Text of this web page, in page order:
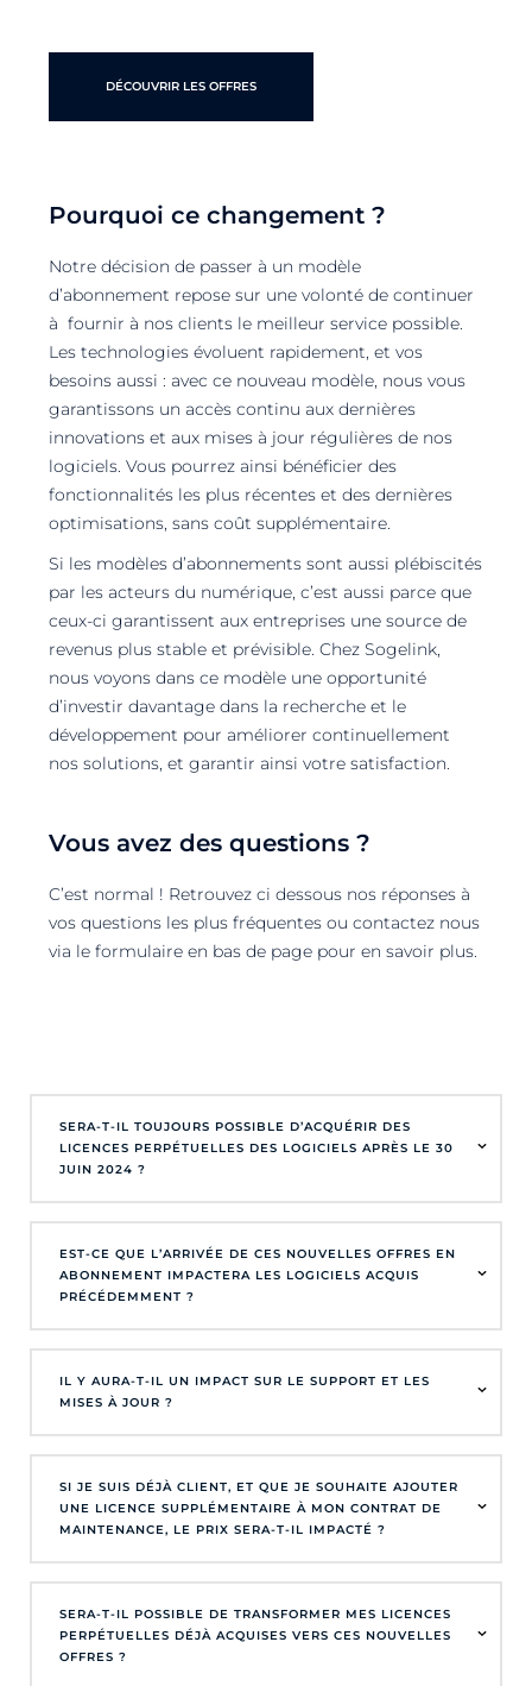
DÉCOUVRIR LES OFFRES
Pourquoi ce changement ?
Notre décision de passer à un modèle
d’abonnement repose sur une volonté de continuer
à fournir à nos clients le meilleur service possible.
Les technologies évoluent rapidement, et vos
besoins aussi : avec ce nouveau modèle, nous vous
garantissons un accès continu aux dernières
innovations et aux mises à jour régulières de nos
logiciels. Vous pourrez ainsi bénéficier des
fonctionnalités les plus récentes et des dernières
optimisations, sans coût supplémentaire.
Si les modèles d’abonnements sont aussi plébiscités
par les acteurs du numérique, c’est aussi parce que
ceux-ci garantissent aux entreprises une source de
revenus plus stable et prévisible. Chez Sogelink,
nous voyons dans ce modèle une opportunité
d’investir davantage dans la recherche et le
développement pour améliorer continuellement
nos solutions, et garantir ainsi votre satisfaction.
Vous avez des questions ?
C’est normal ! Retrouvez ci dessous nos réponses à
vos questions les plus fréquentes ou contactez nous
via le formulaire en bas de page pour en savoir plus.
SERA-T-IL TOUJOURS POSSIBLE D’ACQUÉRIR DES
LICENCES PERPÉTUELLES DES LOGICIELS APRÈS LE 30
JUIN 2024 ?
EST-CE QUE L’ARRIVÉE DE CES NOUVELLES OFFRES EN
ABONNEMENT IMPACTERA LES LOGICIELS ACQUIS
PRÉCÉDEMMENT ?
IL Y AURA-T-IL UN IMPACT SUR LE SUPPORT ET LES
MISES À JOUR ?
SI JE SUIS DÉJÀ CLIENT, ET QUE JE SOUHAITE AJOUTER
UNE LICENCE SUPPLÉMENTAIRE À MON CONTRAT DE
MAINTENANCE, LE PRIX SERA-T-IL IMPACTÉ ?
SERA-T-IL POSSIBLE DE TRANSFORMER MES LICENCES
PERPÉTUELLES DÉJÀ ACQUISES VERS CES NOUVELLES
OFFRES ?